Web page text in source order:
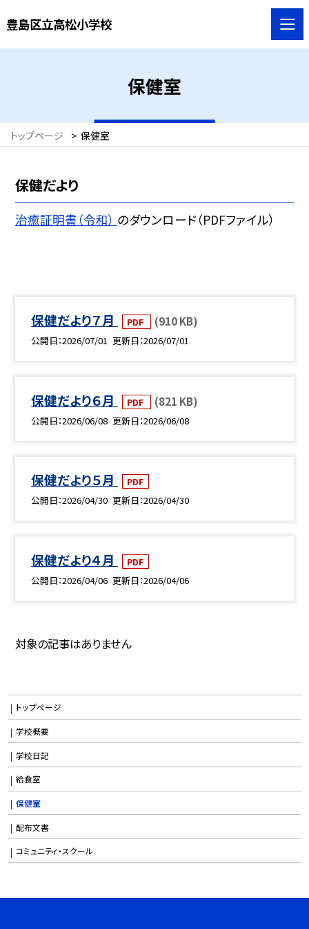
豊島区立高松小学校
保健室
トップページ > 保健室
保健だより
治癒証明書（令和） のダウンロード（PDFファイル）
保健だより７月 PDF (910 KB)
公開日 2026/07/01 更新日 2026/07/01
保健だより６月 PDF (821 KB)
公開日 2026/06/08 更新日 2026/06/08
保健だより５月
PDF
公開日 2026/04/30 更新日 2026/04/30
保健だより４月
PDF
公開日 2026/04/06 更新日 2026/04/06
対象の記事はありません
トップページ
学校概要
学校日記
給食室
保健室
配布文書
コミュニティ・スクール